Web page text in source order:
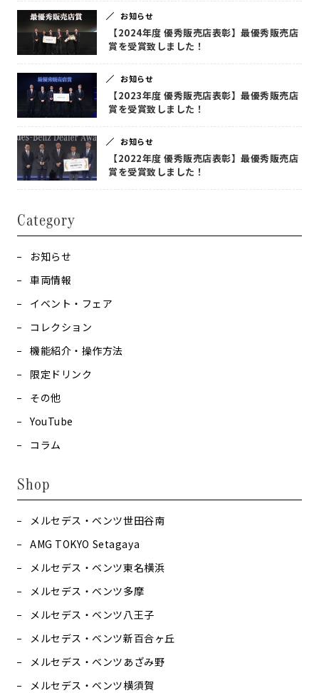
お知らせ
【2024年度 優秀販売店表彰】最優秀販売店
賞を受賞致しました！
お知らせ
【2023年度 優秀販売店表彰】最優秀販売店
賞を受賞致しました！
お知らせ
【2022年度 優秀販売店表彰】最優秀販売店
賞を受賞致しました！
Category
お知らせ
車両情報
イベント・フェア
コレクション
機能紹介・操作方法
限定ドリンク
その他
YouTube
コラム
Shop
メルセデス・ベンツ世田谷南
AMG TOKYO Setagaya
メルセデス・ベンツ東名横浜
メルセデス・ベンツ多摩
メルセデス・ベンツ八王子
メルセデス・ベンツ新百合ヶ丘
メルセデス・ベンツあざみ野
メルセデス・ベンツ横須賀